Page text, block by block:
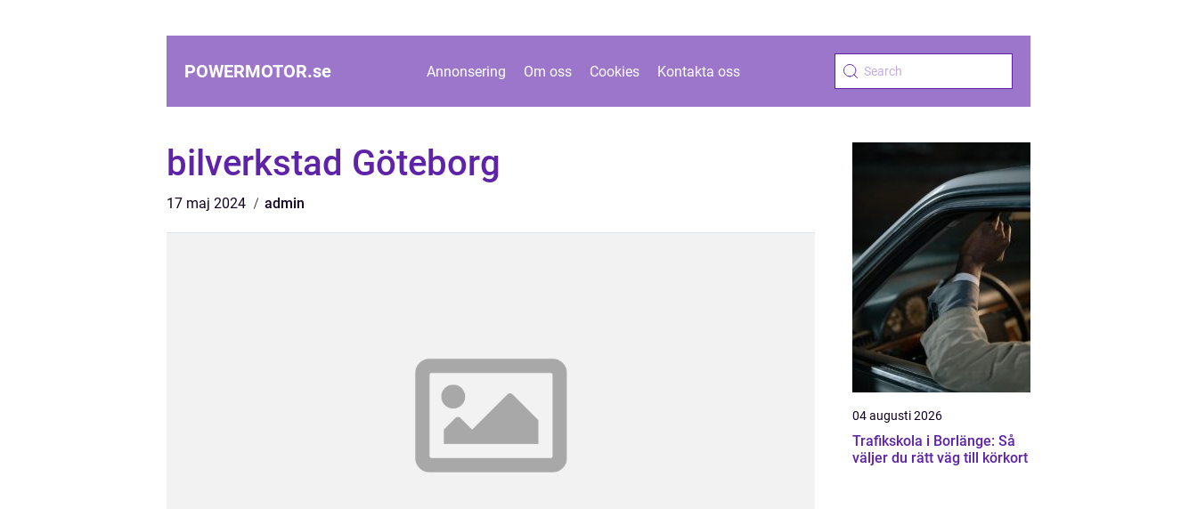
POWERMOTOR.se Annonsering Om oss Cookies Kontakta oss
bilverkstad Göteborg
17 maj 2024 admin
04 augusti 2026
Trafikskola i Borlänge: Så
väljer du rätt väg till körkort